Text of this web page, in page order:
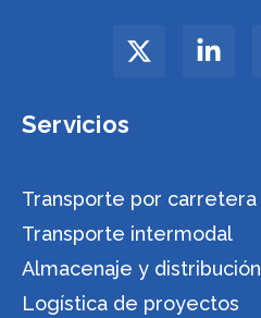
Servicios
Transporte por carretera
Transporte intermodal
Almacenaje y distribución
Logística de proyectos